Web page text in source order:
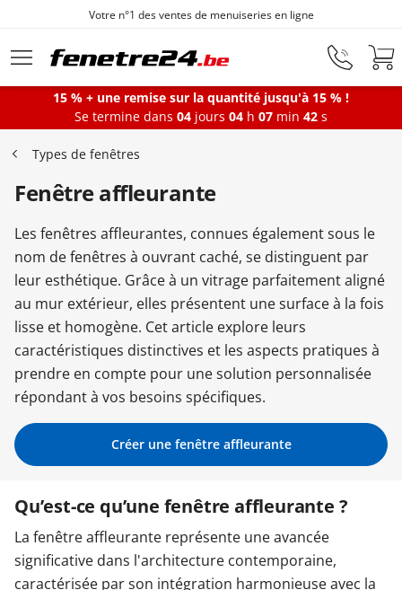
Aller au contenu principalFenêtres sur mesure
Fenêtres
Portes-fenêtres
Baies vitrées
Portes d'entrée
Protections solaires
Garages & Carports
Clôtures et portails
M'identifier
15 % + une remise sur la quantité jusqu'à 15 % !
Se termine dans 04 jours 04 h 07 min 41 s
Types de fenêtres
Fenêtre affleurante
Les fenêtres affleurantes, connues également sous le
nom de fenêtres à ouvrant caché, se distinguent par
leur esthétique. Grâce à un vitrage parfaitement aligné
au mur extérieur, elles présentent une surface à la fois
lisse et homogène. Cet article explore leurs
caractéristiques distinctives et les aspects pratiques à
prendre en compte pour une solution personnalisée
répondant à vos besoins spécifiques.
Créer une fenêtre affleurante
Qu’est-ce qu’une fenêtre affleurante ?
La fenêtre affleurante représente une avancée
significative dans l'architecture contemporaine,
caractérisée par son intégration harmonieuse avec la